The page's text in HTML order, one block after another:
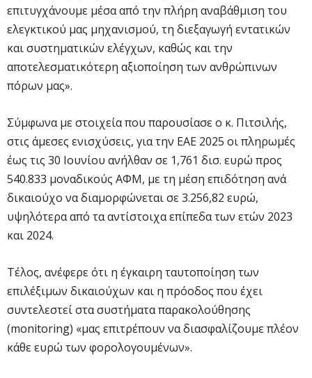
επιτυγχάνουμε μέσα από την πλήρη αναβάθμιση του
ελεγκτικού μας μηχανισμού, τη διεξαγωγή εντατικών
και συστηματικών ελέγχων, καθώς και την
αποτελεσματικότερη αξιοποίηση των ανθρώπινων
πόρων μας».
Σύμφωνα με στοιχεία που παρουσίασε ο κ. Πιτσιλής,
στις άμεσες ενισχύσεις, για την ΕΑΕ 2025 οι πληρωμές
έως τις 30 Ιουνίου ανήλθαν σε 1,761 δισ. ευρώ προς
540.833 μοναδικούς ΑΦΜ, με τη μέση επιδότηση ανά
δικαιούχο να διαμορφώνεται σε 3.256,82 ευρώ,
υψηλότερα από τα αντίστοιχα επίπεδα των ετών 2023
και 2024.
Τέλος, ανέφερε ότι η έγκαιρη ταυτοποίηση των
επιλέξιμων δικαιούχων και η πρόοδος που έχει
συντελεστεί στα συστήματα παρακολούθησης
(monitoring) «μας επιτρέπουν να διασφαλίζουμε πλέον
κάθε ευρώ των φορολογουμένων».